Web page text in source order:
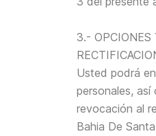
3.- OPCIONES
Usted podrá
personales,
revocación al
Bahia De